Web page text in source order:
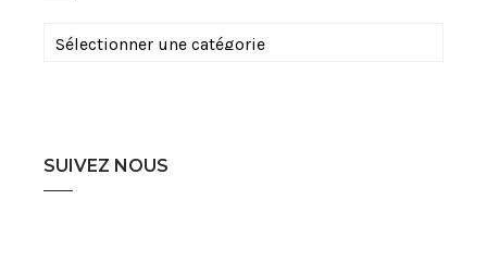
Catégories
SUIVEZ NOUS